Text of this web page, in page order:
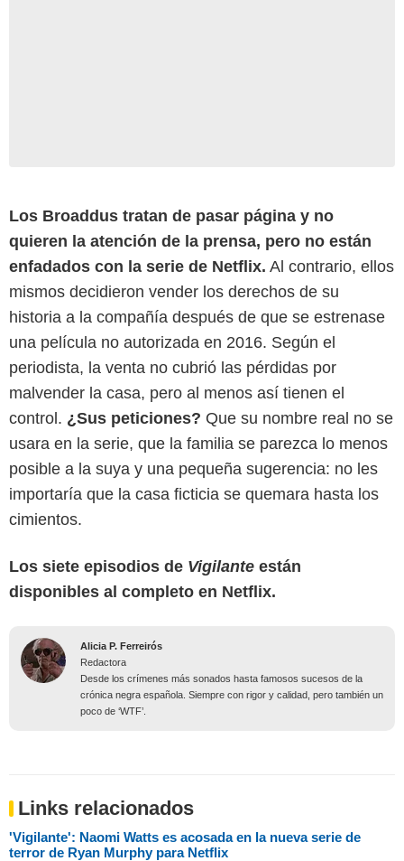
Los Broaddus tratan de pasar página y no
quieren la atención de la prensa, pero no están
enfadados con la serie de Netflix. Al contrario, ellos
mismos decidieron vender los derechos de su
historia a la compañía después de que se estrenase
una película no autorizada en 2016. Según el
periodista, la venta no cubrió las pérdidas por
malvender la casa, pero al menos así tienen el
control. ¿Sus peticiones? Que su nombre real no se
usara en la serie, que la familia se parezca lo menos
posible a la suya y una pequeña sugerencia: no les
importaría que la casa ficticia se quemara hasta los
cimientos.
Los siete episodios de Vigilante están
disponibles al completo en Netflix.
Alicia P. Ferreirós
Redactora
Desde los crímenes más sonados hasta famosos sucesos de la
crónica negra española. Siempre con rigor y calidad, pero también un
poco de ‘WTF’.
Links relacionados
'Vigilante': Naomi Watts es acosada en la nueva serie de
terror de Ryan Murphy para Netflix